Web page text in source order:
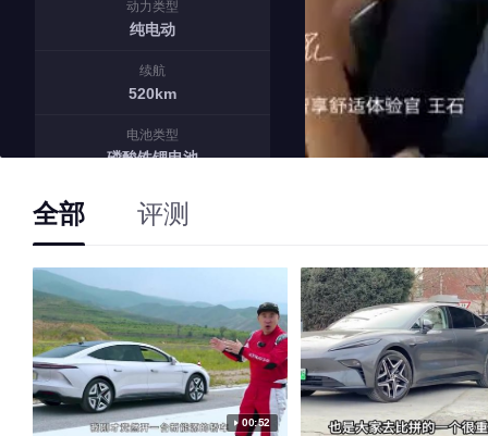
动力类型
纯电动
续航
520km
电池类型
磷酸铁锂电池
快充/慢充
0.5h/10.5h
20-30万车型中销量排名
在中大型车中的排名 No.28
占飞凡汽车市场份额排名 No.1
全部 评测
00:52